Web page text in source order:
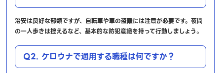
治安は良好な部類ですが、自転車や車の盗難には注意が必要です。夜間
の一人歩きは控えるなど、基本的な防犯意識を持って行動しましょう。
Q2. ケロウナで通用する職種は何ですか？